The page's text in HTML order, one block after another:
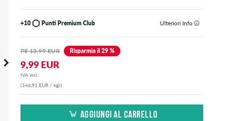
+10 Punti Premium Club Ulteriori Info
PE 13,99 EUR Risparmia il 29 %
9,99 EUR
IVA incl.
(146,91 EUR / kg)
AGGIUNGI AL CARRELLO